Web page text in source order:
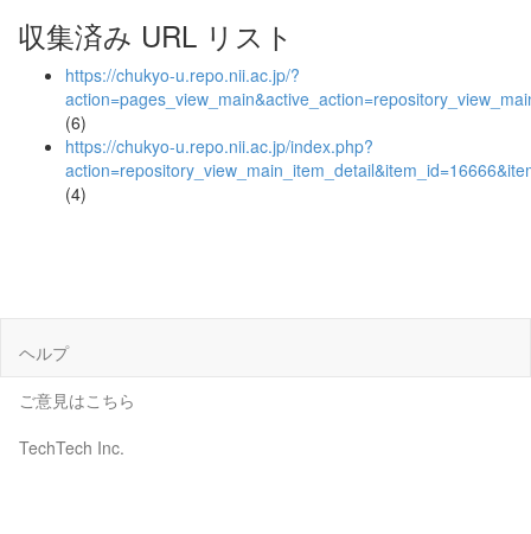
収集済み URL リスト
https://chukyo-u.repo.nii.ac.jp/?
(6)
https://chukyo-u.repo.nii.ac.jp/index.php?
(4)
ヘルプ
ご意見はこちら
TechTech Inc.